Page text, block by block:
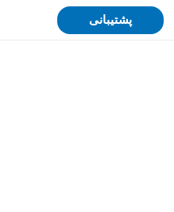
پشتیبانی